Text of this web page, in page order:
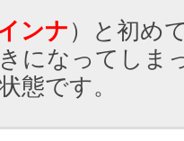
ンナ）と初め
になってしま
態です。